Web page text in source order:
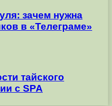
зачем нужна
в «Телеграме»
тайского
с SPA